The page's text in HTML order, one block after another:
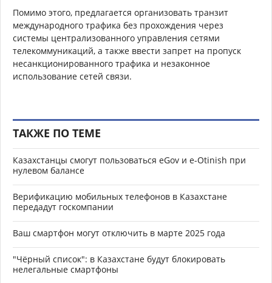
Помимо этого, предлагается организовать транзит
международного трафика без прохождения через
системы централизованного управления сетями
телекоммуникаций, а также ввести запрет на пропуск
несанкционированного трафика и незаконное
использование сетей связи.
ТАКЖЕ ПО ТЕМЕ
Казахстанцы смогут пользоваться eGov и e-Otinish при
нулевом балансе
Верификацию мобильных телефонов в Казахстане
передадут госкомпании
Ваш смартфон могут отключить в марте 2025 года
"Чёрный список": в Казахстане будут блокировать
нелегальные смартфоны